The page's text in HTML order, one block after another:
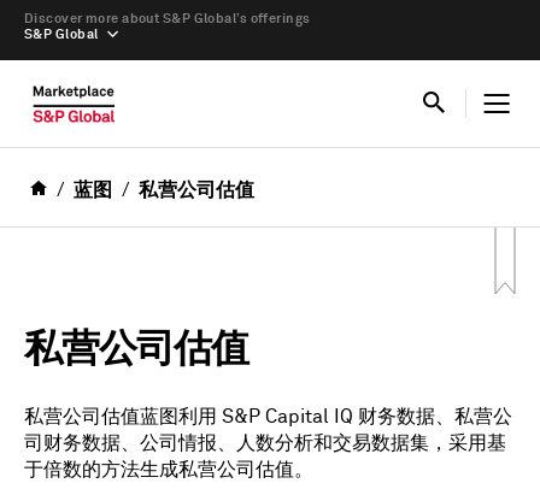
S&P Global
Discover more about S&P Global’s offerings
蓝图 私营公司估值
私营公司估值
私营公司估值蓝图利用 S&P Capital IQ 财务数据、私营公
司财务数据、公司情报、人数分析和交易数据集，采用基
于倍数的方法生成私营公司估值。